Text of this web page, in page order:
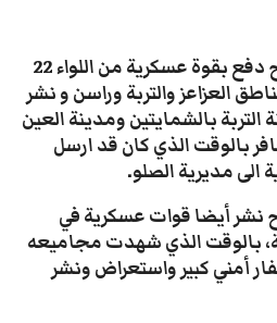
وأوضح المصدر، أن الإصلاح دفع بقوة عسكرية من اللواء 22
العزاعز والتربة وراسن و نشر
بالشمايتين ومدينة العين
بالوقت الذي كان قد ارسل
مديرية الصلو.
نشر أيضا قوات عسكرية في
بالوقت الذي شهدت مجاميعه
أمني كبير واستعراض ونشر